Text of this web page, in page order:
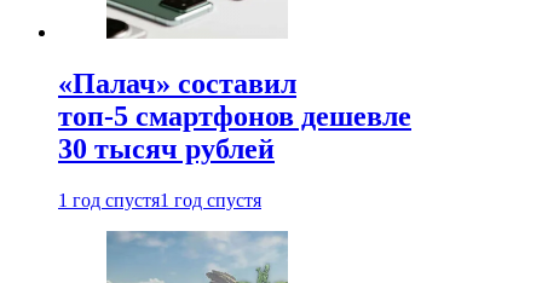
«Палач» составил
топ-5 смартфонов дешевле
30 тысяч рублей
1 год спустя1 год спустя